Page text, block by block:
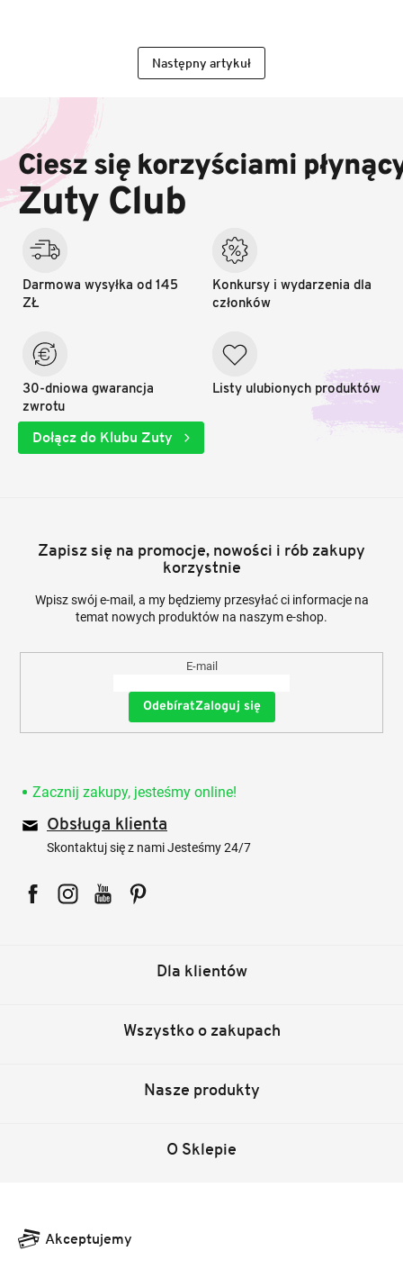
Następny artykuł
p
k
a
Ciesz się korzyściami
Zuty Club
Darmowa wysyłka od 145
ZŁ
30-dniowa gwarancja
zwrotu
Konkursy i wydarzenia dla
członków
Listy ulubionych produktów
Dołącz do Klubu Zuty
Zapisz się na promocje, nowości i rób zakupy
korzystnie
Wpisz swój e-mail, a my będziemy przesyłać ci informacje na
temat nowych produktów na naszym e-shop.
E-mail
Zaloguj się
Zacznij zakupy, jesteśmy online!
Obsługa klienta
Skontaktuj się z nami Jesteśmy 24/7
Dla klientów
Wszystko o zakupach
Nasze produkty
O Sklepie
Akceptujemy